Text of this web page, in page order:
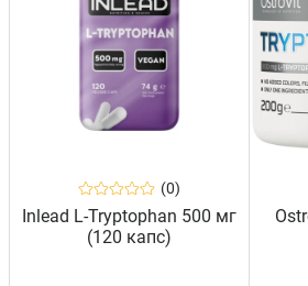
(0)
Inlead L-Tryptophan 500 мг
(120 капс)